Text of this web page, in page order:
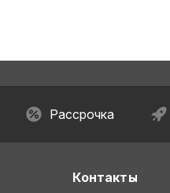
Рассрочка
Контакты